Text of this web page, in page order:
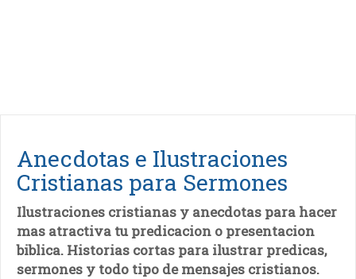
Anecdotas e Ilustraciones
Cristianas para Sermones
Ilustraciones cristianas y anecdotas para hacer
mas atractiva tu predicacion o presentacion
biblica. Historias cortas para ilustrar predicas,
sermones y todo tipo de mensajes cristianos.